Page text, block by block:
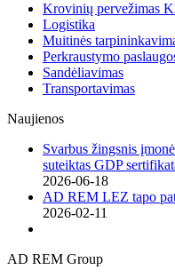
Krovinių pervežimas
Logistika
Muitinės
Perkraustymo
Sandėliavimas
Transportavimas
Naujienos
Svarbus žingsnis
suteiktas GDP
2026-06-18
AD REM LEZ tapo
2026-02-11
AD REM Group